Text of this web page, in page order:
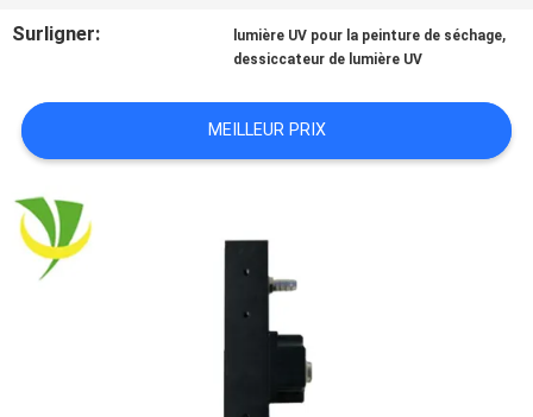
NOUVELLES
DEMANDEZ
UNE
CITATION
PLAN
Surligner: lumière UV pour la peinture de séchage,
dessiccateur de lumière UV
MEILLEUR PRIX